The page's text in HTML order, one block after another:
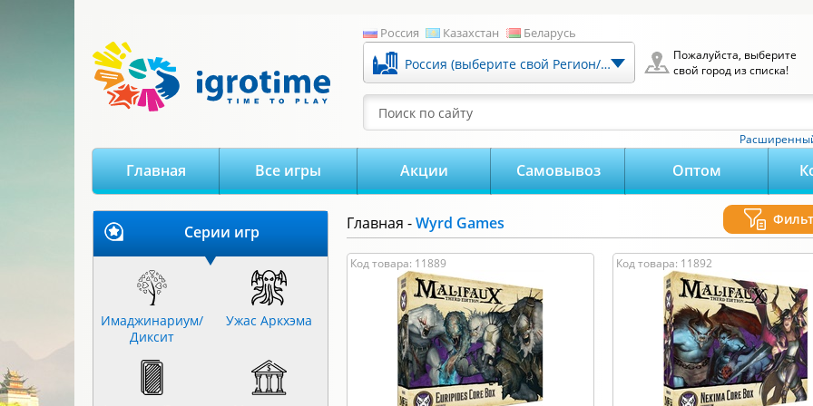
Россия Казахстан Беларусь
Россия (выберите свой Регион/Город)
Пожалуйста, выберите
свой город из списка!
Поиск по сайту
Главная Все игры Акции Самовывоз Оптом
Главная -Wyrd Games
Цена: 0-15 000руб. Возраст:
Хит продаж
Код товара: 11889 Код товара: 11892
Серии игр
Имаджинариум/
Диксит
Ужас Аркхэма